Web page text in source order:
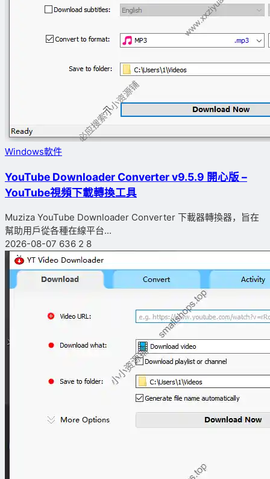
Windows軟件
YouTube Downloader Converter v9.5.9 開心版 –
YouTube視頻下載轉換工具
Muziza YouTube Downloader Converter 下載器轉換器，旨在
幫助用戶從各種在線平台...
2026-08-07 636 2 8